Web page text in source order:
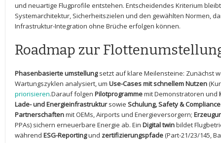
und neuartige‍ Flugprofile entstehen. Entscheidendes Kriterium
Systemarchitektur, Sicherheitszielen und ⁣den gewählten Normen,‌
Infrastruktur-Integration ohne Brüche⁣ erfolgen ⁢können.
Roadmap ⁤zur‌
Phasenbasierte ​umstellungsetzt auf klare Meilensteine: Zunächst
Wartungszyklen analysiert, um‍ Use-Cases mit schnellem⁣ Nutzen
priorisieren.Darauf folgen Pilotprogrammemit Demonstratoren und
Lade- und Energieinfrastruktursowie Schulung, Safety ​& Compliance
Partnerschaftenmit OEMs, Airports ‍und Energieversorgern;
PPAs) sichern erneuerbare ⁤Energie ab. Ein Digital ⁢twinbildet
während‌ ESG-Reportingund zertifizierungspfade(Part-21/23/145,